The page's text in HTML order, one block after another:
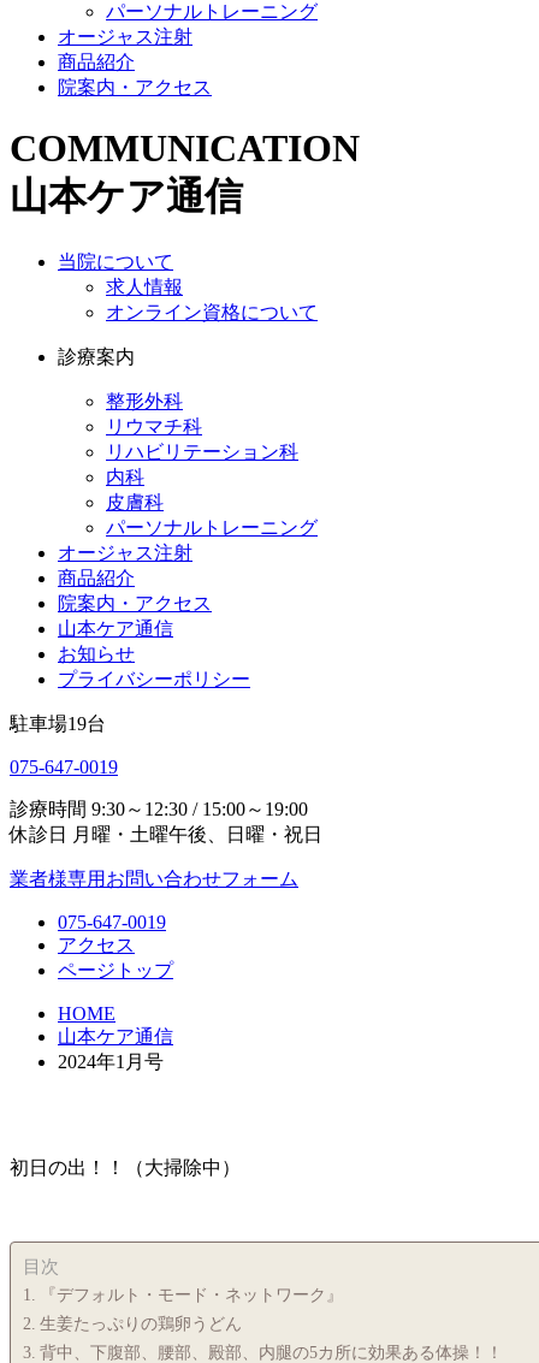
パーソナルトレーニング
オージャス注射
商品紹介
院案内・アクセス
COMMUNICATION
山本ケア通信
当院について
求人情報
オンライン資格について
診療案内
整形外科
リウマチ科
リハビリテーション科
内科
皮膚科
パーソナルトレーニング
オージャス注射
商品紹介
院案内・アクセス
山本ケア通信
お知らせ
プライバシーポリシー
駐車場19台
075-647-0019
診療時間 9:30～12:30 / 15:00～19:00
休診日
月曜・土曜午後、日曜・祝日
業者様専用お問い合わせフォーム
075-647-0019
アクセス
ページトップ
HOME
山本ケア通信
2024年1月号
初日の出！！（大掃除中）
目次
『デフォルト・モード・ネットワーク』
生姜たっぷりの鶏卵うどん
背中、下腹部、腰部、殿部、内腿の5カ所に効果ある体操！！